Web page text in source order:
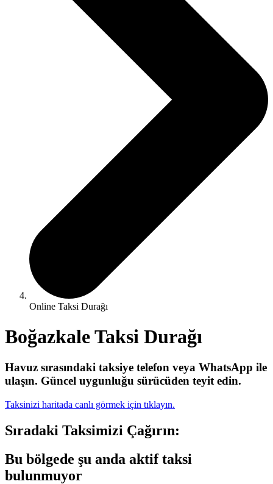
Online Taksi Durağı
Boğazkale Taksi Durağı
Havuz sırasındaki taksiye telefon veya WhatsApp ile
ulaşın. Güncel uygunluğu sürücüden teyit edin.
Taksinizi haritada canlı görmek için tıklayın.
Sıradaki Taksimizi Çağırın:
Bu bölgede şu anda aktif taksi
bulunmuyor